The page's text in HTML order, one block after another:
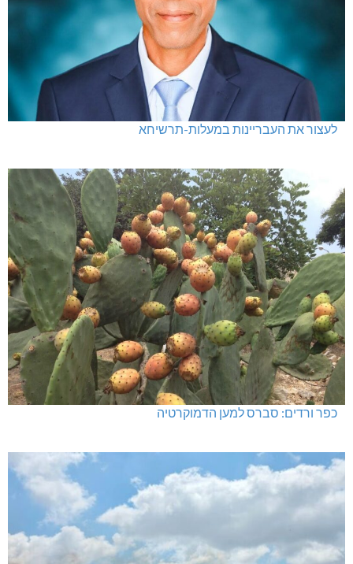
לעצור את העבריינות במעלות-תרשיחא
כפר ורדים: סברס למען הדמוקרטיה